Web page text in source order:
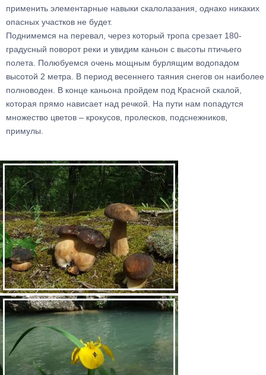
применить элементарные навыки скалолазания, однако никаких
опасных участков не будет.
Поднимемся на перевал, через который тропа срезает 180-
градусный поворот реки и увидим каньон с высоты птичьего
полета. Полюбуемся очень мощным бурлящим водопадом
высотой 2 метра. В период весеннего таяния снегов он наиболее
полноводен. В конце каньона пройдем под Красной скалой,
которая прямо нависает над речкой. На пути нам попадутся
множество цветов – крокусов, пролесков, подснежников,
примулы.